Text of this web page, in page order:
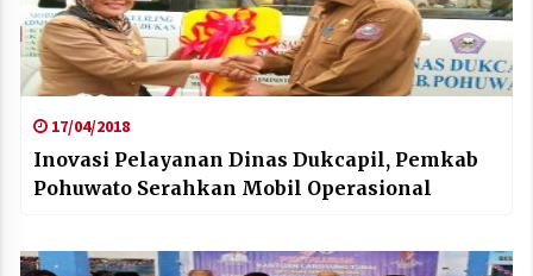
17/04/2018
Inovasi Pelayanan Dinas Dukcapil, Pemkab
Pohuwato Serahkan Mobil Operasional